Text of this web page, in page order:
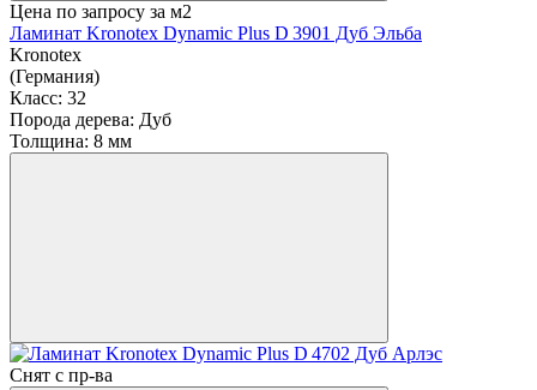
Цена по запросу за м2
Ламинат Kronotex Dynamic Plus D 3901 Дуб Эльба
Kronotex
(Германия)
Класс: 32
Порода дерева: Дуб
Толщина: 8 мм
Снят с пр-ва